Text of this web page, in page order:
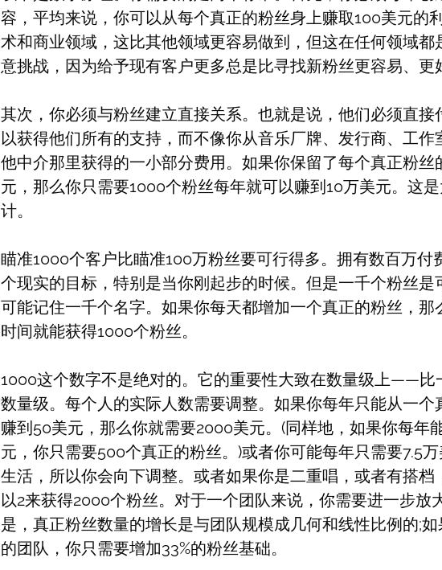
容，平均来说，你可以从每个真正的粉丝身上赚取100美元的
术和商业领域，这比其他领域更容易做到，但这在任何领域都
意挑战，因为给予现有客户更多总是比寻找新粉丝更容易、更
其次，你必须与粉丝建立直接关系。也就是说，他们必须直接
以获得他们所有的支持，而不像你从音乐厂牌、发行商、工作
他中介那里获得的一小部分费用。如果你保留了每个真正粉丝
元，那么你只需要1000个粉丝每年就可以赚到10万美元。这
计。
瞄准1000个客户比瞄准100万粉丝要可行得多。拥有数百万付
个现实的目标，特别是当你刚起步的时候。但是一千个粉丝是
可能记住一千个名字。如果你每天都增加一个真正的粉丝，那
时间就能获得1000个粉丝。
1000这个数字不是绝对的。它的重要性大致在数量级上——比
数量级。每个人的实际人数需要调整。如果你每年只能从一个
赚到50美元，那么你就需要2000美元。(同样地，如果你每年
元，你只需要500个真正的粉丝。)或者你可能每年只需要7.5
生活，所以你会向下调整。或者如果你是二重唱，或者有搭档
以2来获得2000个粉丝。对于一个团队来说，你需要进一步放
是，真正粉丝数量的增长是与团队规模成几何和线性比例的;如
的团队，你只需要增加33%的粉丝基础。